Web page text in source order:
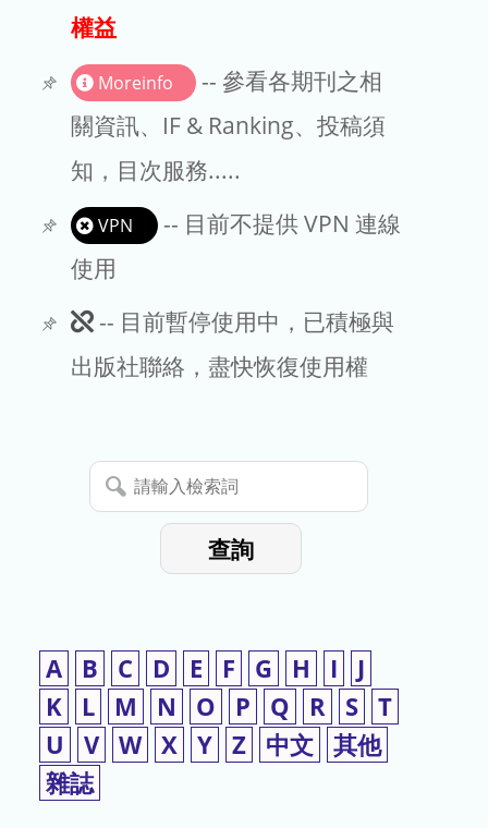
文章處理費
EndNote
權益
Moreinfo
-- 參看各期刊之相
關資訊、IF & Ranking、投稿須
知，目次服務.....
VPN
-- 目前不提供 VPN 連線
使用
此
期
暫
停
-- 目前暫停使用中，已積極與
出版社聯絡，盡快恢復使用權
請
輸
查詢
A B C D E F G H I
J
K
L M N O P Q R S T
U
V W X Y Z 中文 其他
雜誌